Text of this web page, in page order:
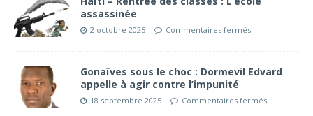
assassinée
2 octobre 2025 Commentaires fermés
Gonaïves sous le choc : Dormevil Edvard
appelle à agir contre l’impunité
18 septembre 2025 Commentaires fermés